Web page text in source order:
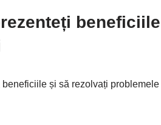
beneficiile și să rezolvați